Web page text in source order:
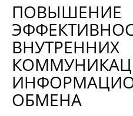
ПОВЫШЕНИЕ
ВНУТРЕННИХ
ОБМЕНА